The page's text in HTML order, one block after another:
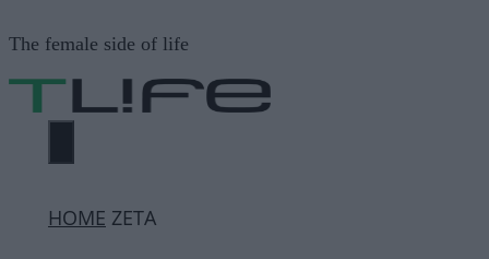
σε
περιεχόμενο
The female side of life
ΜΕΝΟΎ
ΗΟΜΕ ΖΕΤΑ